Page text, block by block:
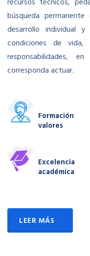
búsqueda
desarrollo individual
condiciones de
responsabilidades,
corresponda actuar.
valores
Excelencia
académica
LEER MÁS